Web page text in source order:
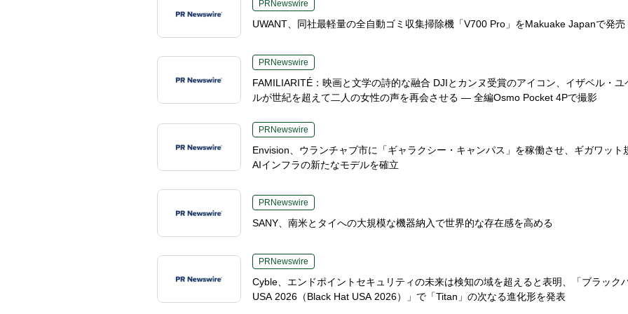
PRNewswire
UWANT、同社最軽量の全自動ゴミ収集掃除機「V700 Pro」をMakuake Japanで発売
PRNewswire
FAMILIARITÉ：映画と文学の詩的な融合 DJIとカンヌ受賞のアイコン、イザベル・ユ
ルが世紀を超えて二人の女性の声を再会させる — 全編Osmo Pocket 4Pで撮影
PRNewswire
Envision、ウランチャブ市に「ギャラクシー・キャンパス」を稼働させ、ギガワット
AIインフラの新たなモデルを確立
PRNewswire
SANY、南米とタイへの大規模な機器納入で世界的な存在感を高める
PRNewswire
Cyble、エンドポイントセキュリティの未来は検知の域を超えると表明、「ブラック
USA 2026（Black Hat USA 2026）」で「Titan」の次なる進化形を発表